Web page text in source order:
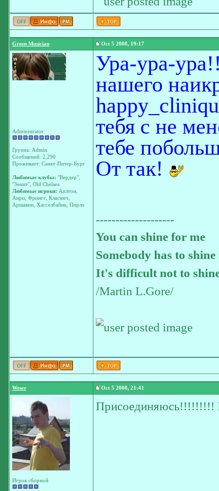
Green Musician Oct 5 2008, 19:17
Administrator
Группа: Admin
Сообщений: 2,290
Проживает: Санкт-Питер-Бург
Любимые клубы: "Вердер",
"Зенит", Old Chelsea
Любимые игроки: Аилтон,
Анри, Фрингс, Класнич,
Аршавин, Хасселбайнк, Пирло
Ура-ура-
нашего
тебя с не
тебе
От так!
--------------------
You can shine for me
Somebody has to
It's difficult not to
/Martin L.Gore/
Weser Oct 5 2008, 21:41
Игрок сборной
Присоединяюсь!!!!!!!!!